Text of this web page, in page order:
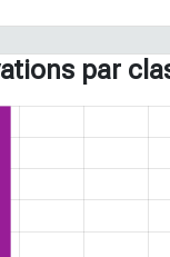
par